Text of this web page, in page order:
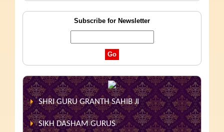
Subscribe for Newsletter
SHRI GURU GRANTH SAHIB JI
SIKH DASHAM GURUS